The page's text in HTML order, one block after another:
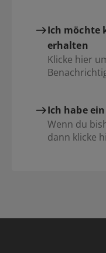
Ich möchte
erhalten
Klicke hier
Ich habe
Wenn du
dann klicke